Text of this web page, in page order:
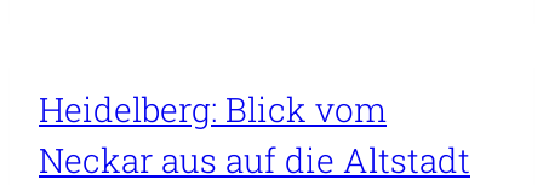
Schloss
und
Heidelberg: Blick vom
Neckar aus auf die Altstadt